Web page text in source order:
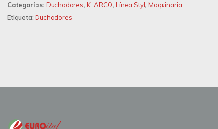
Categorías: Duchadores, KLARCO, Línea Styl, Maquinaria
Etiqueta: Duchadores